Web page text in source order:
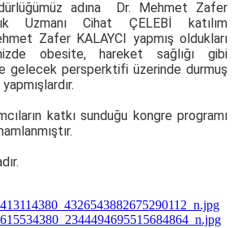
adına Dr. Mehmet Zafer
Uzmanı Cihat ÇELEBİ katılım
Zafer KALAYCI yapmış oldukları
obesite, hareket sağlığı gibi
gelecek persperktifi üzerinde durmuş
katkı sunduğu kongre programı